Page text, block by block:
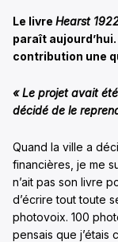
Le livre Hearst
paraît
contribution une
« Le projet avait
décidé de le
Quand la ville a
financières, je me
n’ait pas son livre
d’écrire tout toute
photovoix. 100
pensais que j’étais